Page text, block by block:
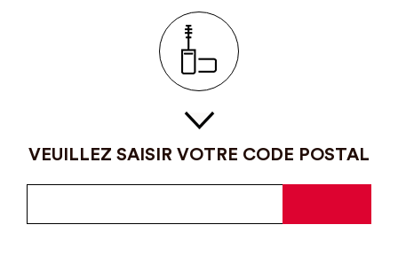
VEUILLEZ SAISIR VOTRE CODE POSTAL